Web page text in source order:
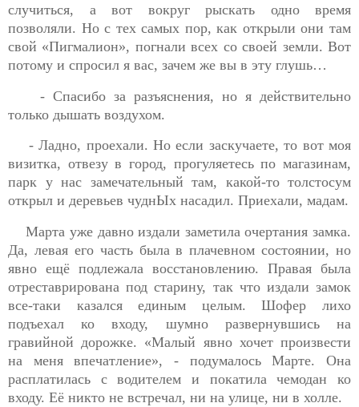
случиться, а вот вокруг рыскать одно время
позволяли. Но с тех самых пор, как открыли они там
свой «Пигмалион», погнали всех со своей земли. Вот
потому и спросил я вас, зачем же вы в эту глушь…
- Спасибо за разъяснения, но я действительно
только дышать воздухом.
- Ладно, проехали. Но если заскучаете, то вот моя
визитка, отвезу в город, прогуляетесь по магазинам,
парк у нас замечательный там, какой-то толстосум
открыл и деревьев чуднЫх насадил. Приехали, мадам.
Марта уже давно издали заметила очертания замка.
Да, левая его часть была в плачевном состоянии, но
явно ещё подлежала восстановлению. Правая была
отреставрирована под старину, так что издали замок
все-таки казался единым целым. Шофер лихо
подъехал ковходу, шумно развернувшись на
гравийной дорожке. «Малый явно хочет произвести
на меня впечатление», - подумалось Марте. Она
расплатилась с водителем и покатила чемодан ко
входу. Её никто не встречал, ни на улице, ни в холле.